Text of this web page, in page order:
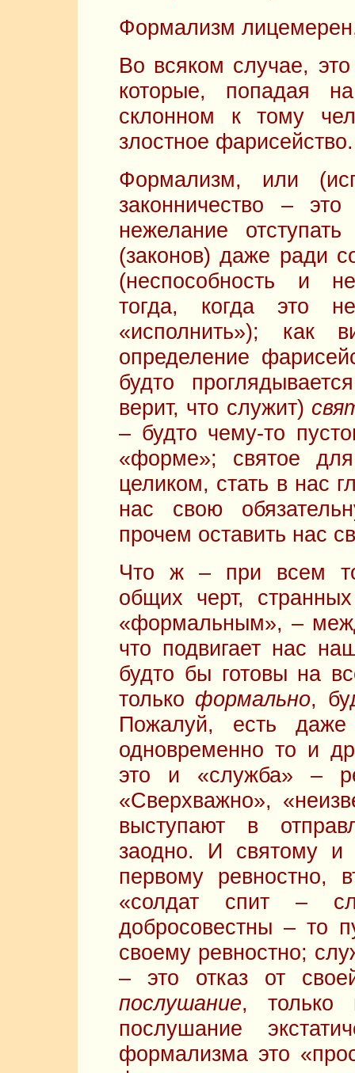
Формализм
Во всяком случае,
которые, попадая
склонном к тому
злостное фарисейство.
Формализм, или
законничество –
нежелание
(законов) даже ради
(неспособность и
тогда, когда это
«исполнить»); как
определение
будто
верит, что служит)
– будто чему-то
«форме»; святое
целиком, стать в нас
нас свою
прочем оставить нас
Что ж – при всем
общих черт,
«формальным», –
что подвигает нас
будто бы готовы на
только формально,
Пожалуй, есть
одновременно то и
это и «служба» –
«Сверхважно»,
выступают в
заодно. И святому
первому ревностно,
«солдат спит –
добросовестны – то
своему ревностно;
– это отказ от
послушание, только
послушание
формализма это